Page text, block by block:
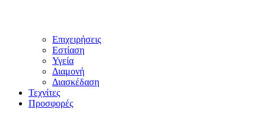
Επιχειρήσεις
Εστίαση
Υγεία
Διαμονή
Διασκέδαση
Τεχνίτες
Προσφορές